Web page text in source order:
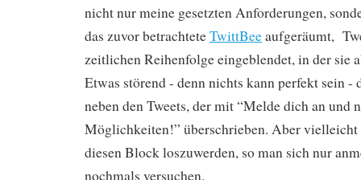
nicht nur meine gesetzten Anforderungen,
das zuvor betrachteteTwittBeeaufgeräumt,
zeitlichen Reihenfolge eingeblendet, in der sie
Etwas störend - denn nichts kann perfekt sein -
neben den Tweets, der mit “Melde dich an und
Möglichkeiten!” überschrieben. Aber
diesen Block loszuwerden, so man sich nur
nochmals versuchen.